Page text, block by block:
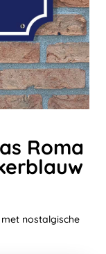
Roma
nostalgische